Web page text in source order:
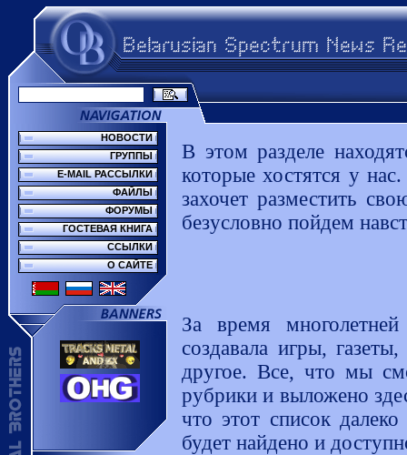
НОВОСТИ
ГРУППЫ
E-MAIL РАССЫЛКИ
ФАЙЛЫ
ФОРУМЫ
ГОСТЕВАЯ КНИГА
ССЫЛКИ
О САЙТЕ
В этом разделе
которые хостятся у
захочет разместить
безусловно пойдем
За время
создавала игры,
другое. Все, что мы
рубрики и выложено
что этот список
будет найдено и